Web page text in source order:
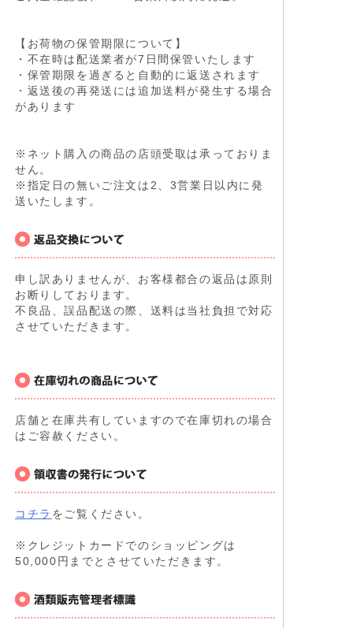
【お荷物の保管期限について】
・不在時は配送業者が7日間保管いたします
・保管期限を過ぎると自動的に返送されます
・返送後の再発送には追加送料が発生する場合
があります
※ネット購入の商品の店頭受取は承っておりま
せん。
※指定日の無いご注文は2、3営業日以内に発
送いたします。
申し訳ありませんが、お客様都合の返品は原則
お断りしております。
不良品、誤品配送の際、送料は当社負担で対応
させていただきます。
店舗と在庫共有していますので在庫切れの場合
はご容赦ください。
コチラ をご覧ください。
※クレジットカードでのショッピングは
50,000円までとさせていただきます。